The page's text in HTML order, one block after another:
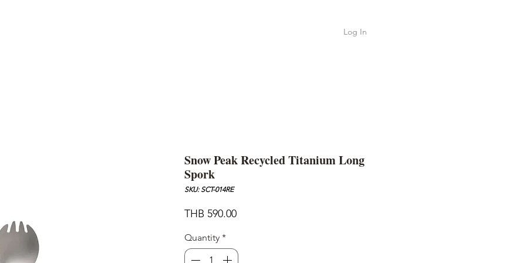
Log In
Snow Peak Recycled Titanium Long
Spork
SKU: SCT-014RE
THB 590.00Price
Quantity *